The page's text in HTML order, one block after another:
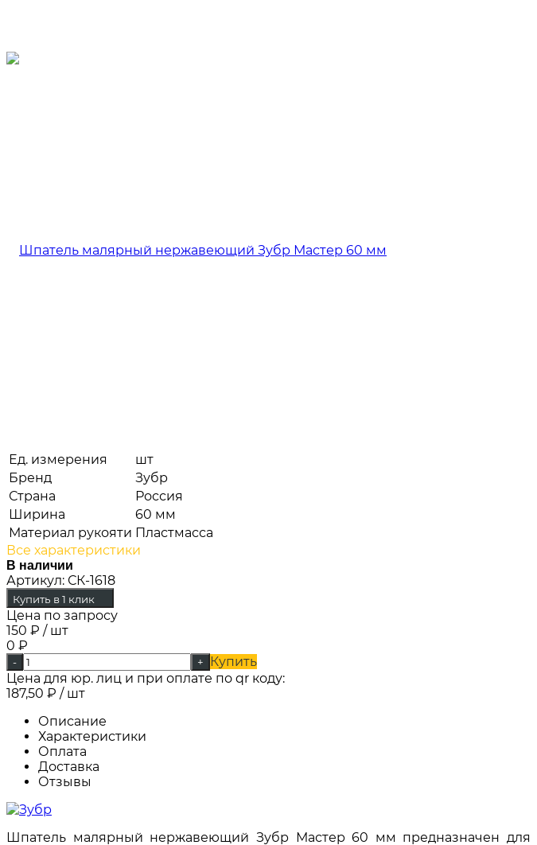
Ед. измерения
шт
Бренд
Зубр
Страна
Россия
Ширина
60 мм
Материал рукояти Пластмасса
Все характеристики
В наличии
Артикул: СК-1618
Купить в 1 клик
Цена по запросу
150 ₽ / шт
0 ₽
- +
Купить
Цена для юр. лиц и при оплате по qr коду:
187,50 ₽ / шт
Описание
Характеристики
Оплата
Доставка
Отзывы
Шпатель малярный нержавеющий Зубр Мастер 60 мм предназначен для